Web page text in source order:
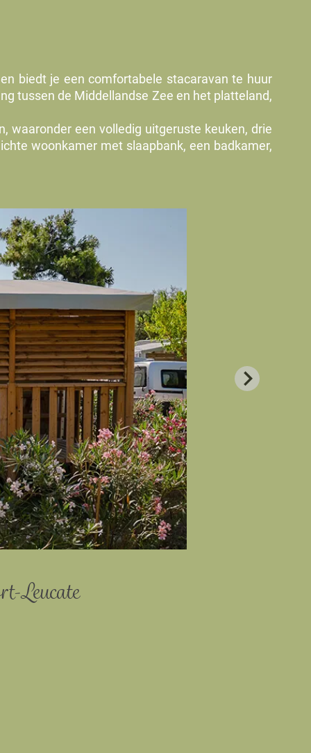
biedt je een comfortabele stacaravan te huur
tussen de Middellandse Zee en het platteland,
waaronder een volledig uitgeruste keuken, drie
woonkamer met slaapbank, een badkamer,
Leucate